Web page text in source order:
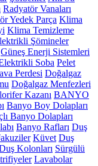
Radyatör Vanaları
Yedek Parça Klima
Klima Temizleme
Şömineler
Güneş Enerji Sistemleri
Soba Pelet
Perdesi Doğalgaz
Doğalgaz Menfezleri
Kazanı BANYO
Banyo Boy Dolapları
Banyo Dolapları
Banyo Rafları Duş
Küvet Duş
Kolonları Sürgülü
Lavabolar